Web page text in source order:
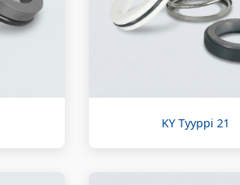
KY Tyyppi 21